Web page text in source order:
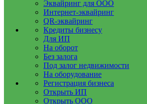
Эквайринг для ООО
Интернет-эквайринг
QR-эквайринг
Кредиты бизнесу
Для ИП
На оборот
Без залога
Под залог недвижимости
На оборудование
Регистрация бизнеса
Открыть ИП
Открыть ООО